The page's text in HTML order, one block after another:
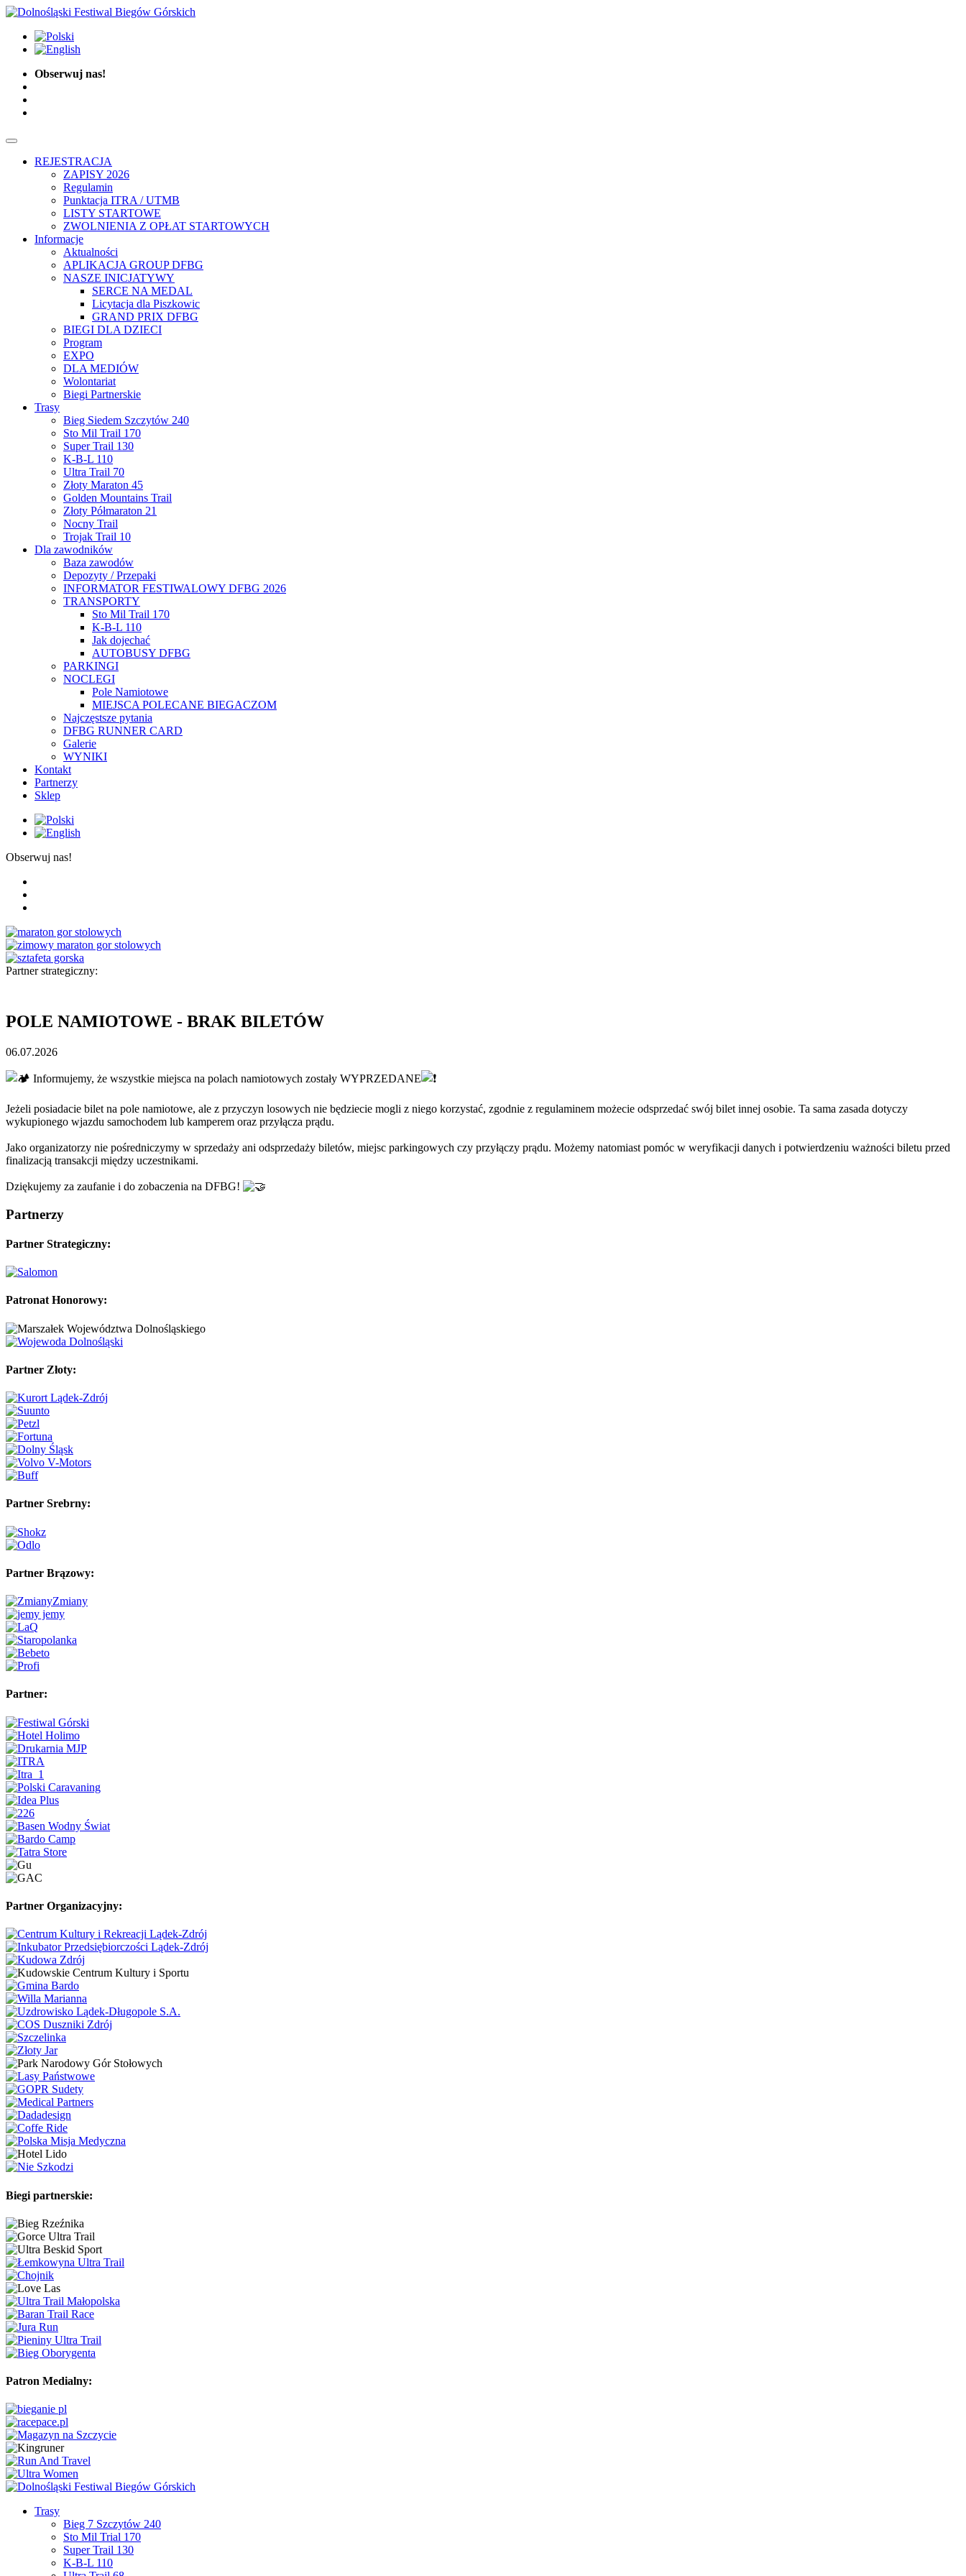
Obserwuj nas!
REJESTRACJA
ZAPISY 2026
Regulamin
Punktacja ITRA / UTMB
LISTY STARTOWE
ZWOLNIENIA Z OPŁAT STARTOWYCH
Informacje
Aktualności
APLIKACJA GROUP DFBG
NASZE INICJATYWY
SERCE NA MEDAL
Licytacja dla Piszkowic
GRAND PRIX DFBG
BIEGI DLA DZIECI
Program
EXPO
DLA MEDIÓW
Wolontariat
Biegi Partnerskie
Trasy
Bieg Siedem Szczytów 240
Sto Mil Trail 170
Super Trail 130
K-B-L 110
Ultra Trail 70
Złoty Maraton 45
Golden Mountains Trail
Złoty Półmaraton 21
Nocny Trail
Trojak Trail 10
Dla zawodników
Baza zawodów
Depozyty / Przepaki
INFORMATOR FESTIWALOWY DFBG 2026
TRANSPORTY
Sto Mil Trail 170
K-B-L 110
Jak dojechać
AUTOBUSY DFBG
PARKINGI
NOCLEGI
Pole Namiotowe
MIEJSCA POLECANE BIEGACZOM
Najczęstsze pytania
DFBG RUNNER CARD
Galerie
WYNIKI
Kontakt
Partnerzy
Sklep
Obserwuj nas!
Partner strategiczny:
POLE NAMIOTOWE - BRAK BILETÓW
06.07.2026
Informujemy, że wszystkie miejsca na polach namiotowych zostały WYPRZEDANE
Jeżeli posiadacie bilet na pole namiotowe, ale z przyczyn losowych nie będziecie mogli z niego korzystać, zgodnie z regulaminem możecie odsprzedać swój bilet innej osobie. Ta sama zasada dotyczy
wykupionego wjazdu samochodem lub kamperem oraz przyłącza prądu.
Jako organizatorzy nie pośredniczymy w sprzedaży ani odsprzedaży biletów, miejsc parkingowych czy przyłączy prądu. Możemy natomiast pomóc w weryfikacji danych i potwierdzeniu ważności biletu przed
finalizacją transakcji między uczestnikami.
Dziękujemy za zaufanie i do zobaczenia na DFBG!
Partnerzy
Partner Strategiczny:
Patronat Honorowy:
Partner Złoty:
Partner Srebrny:
Partner Brązowy:
Partner:
Partner Organizacyjny:
Biegi partnerskie:
Patron Medialny:
Trasy
Bieg 7 Szczytów 240
Sto Mil Trial 170
Super Trail 130
K-B-L 110